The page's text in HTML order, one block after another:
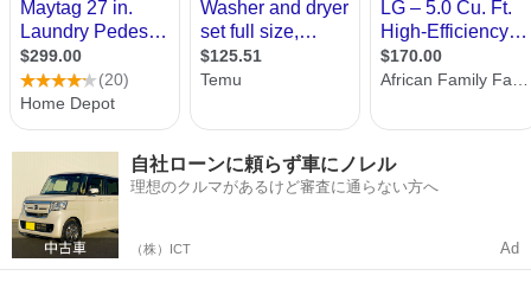
自社ローンに頼らず車にノレル
理想のクルマがあるけど審査に通らない方へ
（株）ICT Ad